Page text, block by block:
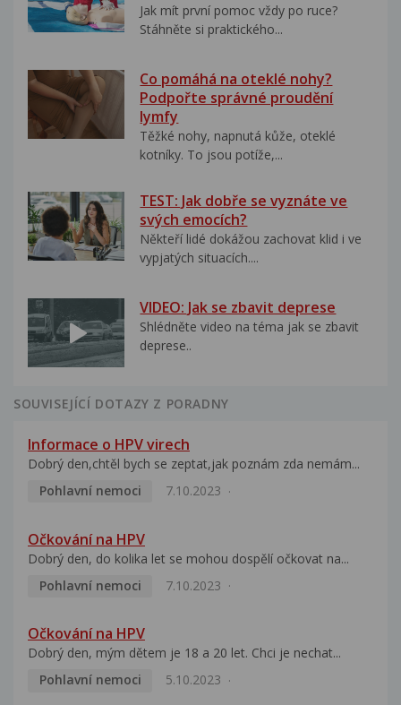
Jak mít první pomoc vždy po ruce?
Stáhněte si praktického...
Co pomáhá na oteklé nohy?
Podpořte správné proudění
lymfy
Těžké nohy, napnutá kůže, oteklé
kotníky. To jsou potíže,...
TEST: Jak dobře se vyznáte ve
svých emocích?
Někteří lidé dokážou zachovat klid i ve
vypjatých situacích....
VIDEO: Jak se zbavit deprese
Shlédněte video na téma jak se zbavit
deprese..
SOUVISEJÍCÍ DOTAZY Z PORADNY
Informace o HPV virech
Dobrý den,chtěl bych se zeptat,jak poznám zda nemám...
Pohlavní nemoci
7.10.2023
Očkování na HPV
Dobrý den, do kolika let se mohou dospělí očkovat na...
Pohlavní nemoci
7.10.2023
Očkování na HPV
Dobrý den, mým dětem je 18 a 20 let. Chci je nechat...
Pohlavní nemoci
5.10.2023